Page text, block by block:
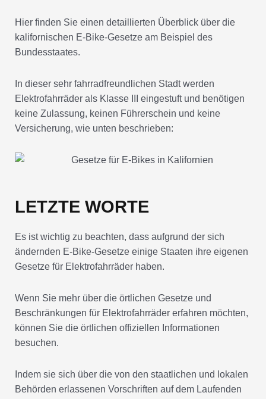
Hier finden Sie einen detaillierten Überblick über die
kalifornischen E-Bike-Gesetze am Beispiel des
Bundesstaates.
In dieser sehr fahrradfreundlichen Stadt werden
Elektrofahrräder als Klasse III eingestuft und benötigen
keine Zulassung, keinen Führerschein und keine
Versicherung, wie unten beschrieben:
LETZTE WORTE
Es ist wichtig zu beachten, dass aufgrund der sich
ändernden E-Bike-Gesetze einige Staaten ihre eigenen
Gesetze für Elektrofahrräder haben.
Wenn Sie mehr über die örtlichen Gesetze und
Beschränkungen für Elektrofahrräder erfahren möchten,
können Sie die örtlichen offiziellen Informationen
besuchen.
Indem sie sich über die von den staatlichen und lokalen
Behörden erlassenen Vorschriften auf dem Laufenden